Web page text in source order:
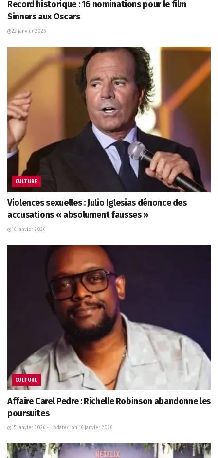
Record historique : 16 nominations pour le film
Sinners aux Oscars
22 janvier 2026
CULTURE
Violences sexuelles : Julio Iglesias dénonce des
accusations « absolument fausses »
16 janvier 2026
CULTURE
Affaire Carel Pedre : Richelle Robinson abandonne les
poursuites
15 janvier 2026 - Updated on 16 janvier 2026